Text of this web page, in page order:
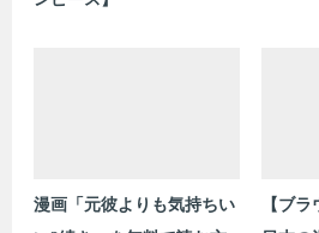
漫画「元彼よりも気持ちい
【ブ